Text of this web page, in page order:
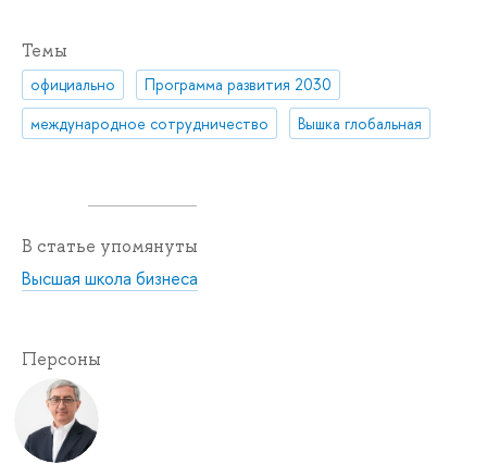
Темы
официально
Программа развития 2030
международное сотрудничество
Вышка глобальная
В статье упомянуты
Высшая школа бизнеса
Персоны